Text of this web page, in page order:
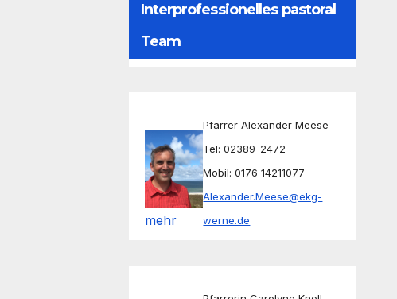
Interprofessionelles pastoral
Team
mehr
Pfarrer Alexander Meese
Tel: 02389-2472
Mobil: 0176 14211077
Alexander.Meese@ekg-
werne.de